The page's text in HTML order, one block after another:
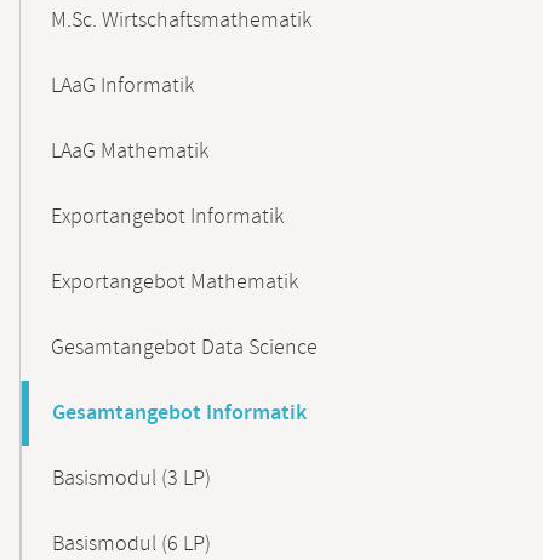
M.Sc. Wirtschaftsmathematik
LAaG Informatik
LAaG Mathematik
Exportangebot Informatik
Exportangebot Mathematik
Gesamtangebot Data Science
Gesamtangebot Informatik
Basismodul (3 LP)
Basismodul (6 LP)